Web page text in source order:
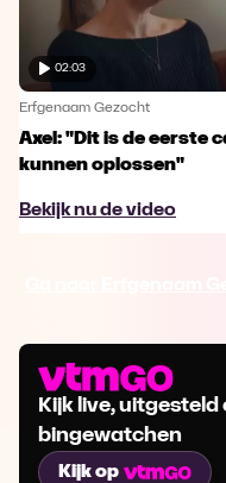
02:03
Erfgenaam Gezocht
Axel: "Dit is de eerste
kunnen oplossen"
Bekijk nu de video
Kijk live,
bingewatchen
Kijk op